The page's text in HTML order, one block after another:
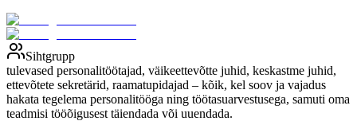
Sihtgrupp
tulevased personalitöötajad, väikeettevõtte juhid, keskastme juhid,
ettevõtete sekretärid, raamatupidajad – kõik, kel soov ja vajadus
hakata tegelema personalitööga ning töötasuarvestusega, samuti oma
teadmisi tööõigusest täiendada või uuendada.